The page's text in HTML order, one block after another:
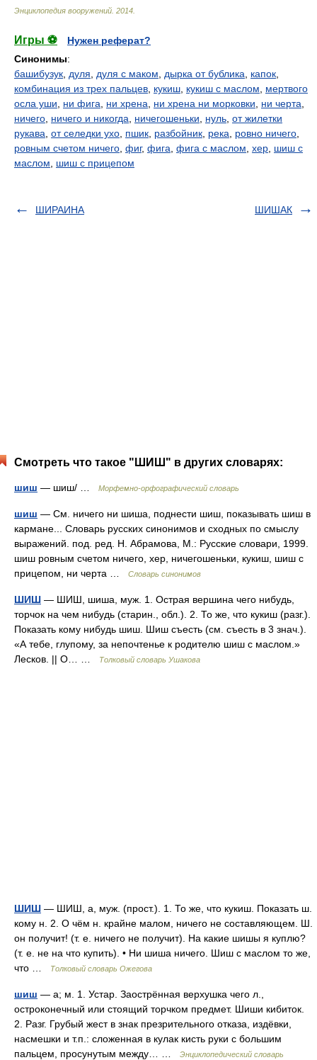
Энциклопедия вооружений 2014
Игры ⚽
Нужен реферат?
Синонимы:
башибузук дуля дуля с маком дырка от бублика капок
комбинация из трех пальцев кукиш кукиш с маслом
мертвого
осла уши
ни фига ни хрена ни хрена ни морковки ни черта
ничего ничего и никогда ничегошеньки нуль от жилетки
рукава от селедки ухо пшик разбойник река ровно ничего
ровным счетом ничего фиг, фига фига с маслом хер шиш с
маслом
шиш с прицепом
ШИРАИНА ШИШАК
Смотреть что такое "ШИШ" в других словарях:
шиш — шиш/ … Морфемно-орфографический словарь
шиш — См. ничего ни шиша, поднести шиш, показывать шиш в
кармане... Словарь русских синонимов и сходных по смыслу
выражений. под. ред. Н. Абрамова, М.: Русские словари, 1999.
шиш ровным счетом ничего, хер, ничегошеньки, кукиш, шиш с
прицепом, ни черта …
Словарь синонимов
ШИШ — ШИШ, шиша, муж. 1. Острая вершина чего нибудь,
торчок на чем нибудь (старин., обл.). 2. То же, что кукиш (разг.).
Показать кому нибудь шиш. Шиш съесть (см. съесть в 3 знач.).
«А тебе, глупому, за непочтенье к родителю шиш с маслом.»
Лесков. || О… …
Толковый словарь Ушакова
ШИШ — ШИШ, а, муж. (прост.). 1. То же, что кукиш. Показать ш.
кому н. 2. О чём н. крайне малом, ничего не составляющем. Ш.
он получит! (т. е. ничего не получит). На какие шишы я куплю?
(т. е. не на что купить). • Ни шиша ничего. Шиш с маслом то же,
что …
Толковый словарь Ожегова
шиш — а; м. 1. Устар. Заострённая верхушка чего л.,
остроконечный или стоящий торчком предмет. Шиши кибиток.
2. Разг. Грубый жест в знак презрительного отказа, издёвки,
насмешки и т.п.: сложенная в кулак кисть руки с большим
пальцем, просунутым между… …
Энциклопедический словарь